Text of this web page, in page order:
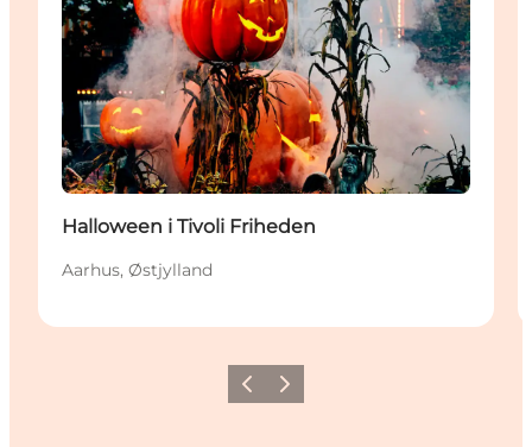
Halloween i Tivoli Friheden
Aarhus, Østjylland
ForrigeNæste